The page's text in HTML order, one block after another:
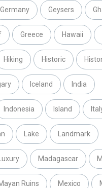
Germany Geysers
Greece Hawaii
Hiking Historic
Iceland India
Indonesia Island
Lake Landmark
Luxury Madagascar
Ruins Mexico